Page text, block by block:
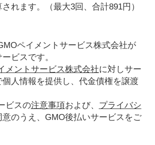
されます。（最大3回、合計891円）
ペイメントサービス株式会社が
ビスです。
メントサービス株式会社に対しサー
個人情報を提供し、代金債権を譲渡
ビスの注意事項および、 プライバシ
意のうえ、GMO後払いサービスをご